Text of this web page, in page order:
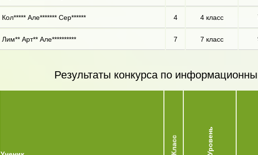
Кол***** Але******* Сер****** 4 4 класс
Лим** Арт** Але********** 7 7 класс
Результаты конкурса по
Класс Уровень